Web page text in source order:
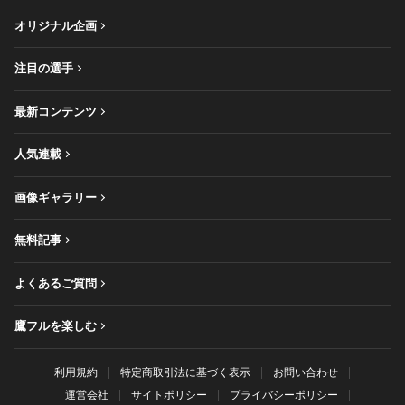
オリジナル企画
注目の選手
最新コンテンツ
人気連載
画像ギャラリー
無料記事
よくあるご質問
鷹フルを楽しむ
利用規約 特定商取引法に基づく表示
お問い合わせ
運営会社
サイトポリシー プライバシーポリシー